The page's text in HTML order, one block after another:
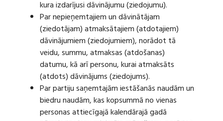
kura izdarījusi dāvinājumu (ziedojumu).
Par nepieņemtajiem un dāvinātājam
(ziedotājam) atmaksātajiem (atdotajiem)
dāvinājumiem (ziedojumiem), norādot tā
veidu, summu, atmaksas (atdošanas)
datumu, kā arī personu, kurai atmaksāts
(atdots) dāvinājums (ziedojums).
Par partiju saņemtajām iestāšanās naudām un
biedru naudām, kas kopsummā no vienas
personas attiecīgajā kalendārajā gadā